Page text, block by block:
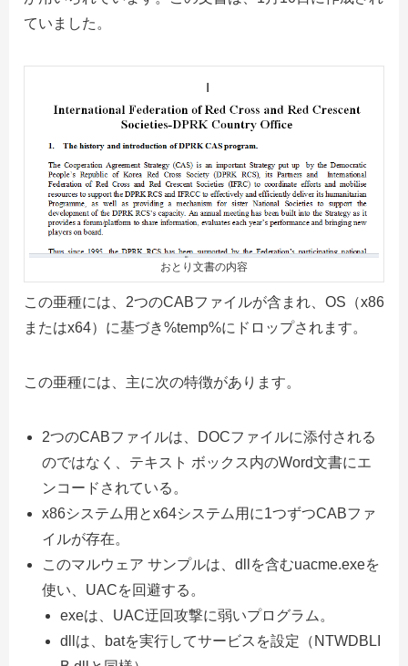
ていました。
おとり文書の内容
この亜種には、2つのCABファイルが含まれ、OS（x86
またはx64）に基づき%temp%にドロップされます。
この亜種には、主に次の特徴があります。
2つのCABファイルは、DOCファイルに添付される
のではなく、テキスト ボックス内のWord文書にエ
ンコードされている。
x86システム用とx64システム用に1つずつCABファ
イルが存在。
このマルウェア サンプルは、dllを含むuacme.exeを
使い、UACを回避する。
exeは、UAC迂回攻撃に弱いプログラム。
dllは、batを実行してサービスを設定（NTWDBLI